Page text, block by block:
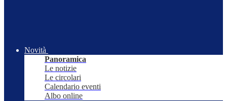
Novità
Panoramica
Le notizie
Le circolari
Calendario eventi
Albo online